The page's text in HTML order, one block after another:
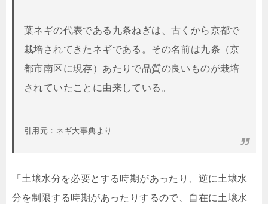
葉ネギの代表である九条ねぎは、古くから京都で
栽培されてきたネギである。その名前は九条（京
都市南区に現存）あたりで品質の良いものが栽培
されていたことに由来している。
引用元：ネギ大事典より
「土壌水分を必要とする時期があったり、逆に土壌水
分を制限する時期があったりするので、自在に土壌水